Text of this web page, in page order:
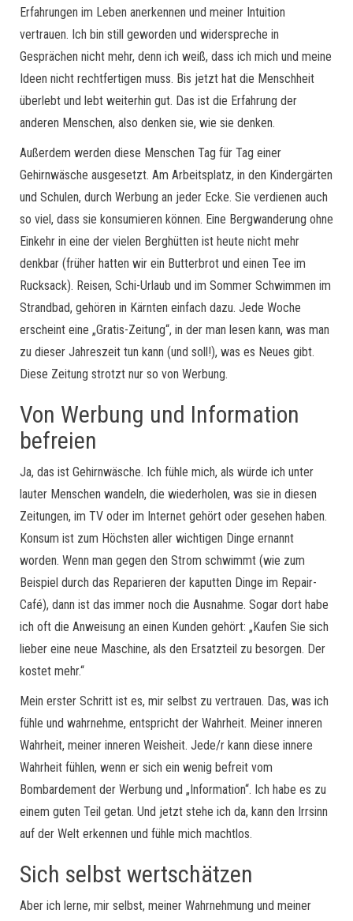
Erfahrungen im Leben anerkennen und meiner Intuition
vertrauen. Ich bin still geworden und widerspreche in
Gesprächen nicht mehr, denn ich weiß, dass ich mich und meine
Ideen nicht rechtfertigen muss. Bis jetzt hat die Menschheit
überlebt und lebt weiterhin gut. Das ist die Erfahrung der
anderen Menschen, also denken sie, wie sie denken.
Außerdem werden diese Menschen Tag für Tag einer
Gehirnwäsche ausgesetzt. Am Arbeitsplatz, in den Kindergärten
und Schulen, durch Werbung an jeder Ecke. Sie verdienen auch
so viel, dass sie konsumieren können. Eine Bergwanderung ohne
Einkehr in eine der vielen Berghütten ist heute nicht mehr
denkbar (früher hatten wir ein Butterbrot und einen Tee im
Rucksack). Reisen, Schi-Urlaub und im Sommer Schwimmen im
Strandbad, gehören in Kärnten einfach dazu. Jede Woche
erscheint eine „Gratis-Zeitung“, in der man lesen kann, was man
zu dieser Jahreszeit tun kann (und soll!), was es Neues gibt.
Diese Zeitung strotzt nur so von Werbung.
Von Werbung und Information
befreien
Ja, das ist Gehirnwäsche. Ich fühle mich, als würde ich unter
lauter Menschen wandeln, die wiederholen, was sie in diesen
Zeitungen, im TV oder im Internet gehört oder gesehen haben.
Konsum ist zum Höchsten aller wichtigen Dinge ernannt
worden. Wenn man gegen den Strom schwimmt (wie zum
Beispiel durch das Reparieren der kaputten Dinge im Repair-
Café), dann ist das immer noch die Ausnahme. Sogar dort habe
ich oft die Anweisung an einen Kunden gehört: „Kaufen Sie sich
lieber eine neue Maschine, als den Ersatzteil zu besorgen. Der
kostet mehr.“
Mein erster Schritt ist es, mir selbst zu vertrauen. Das, was ich
fühle und wahrnehme, entspricht der Wahrheit. Meiner inneren
Wahrheit, meiner inneren Weisheit. Jede/r kann diese innere
Wahrheit fühlen, wenn er sich ein wenig befreit vom
Bombardement der Werbung und „Information“. Ich habe es zu
einem guten Teil getan. Und jetzt stehe ich da, kann den Irrsinn
auf der Welt erkennen und fühle mich machtlos.
Sich selbst wertschätzen
Aber ich lerne, mir selbst, meiner Wahrnehmung und meiner